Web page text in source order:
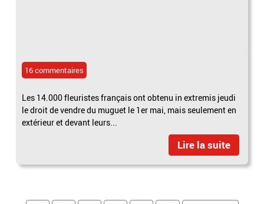
16 commentaires
Les 14.000 fleuristes français ont obtenu in extremis jeudi
le droit de vendre du muguet le 1er mai, mais seulement en
extérieur et devant leurs...
Lire la suite